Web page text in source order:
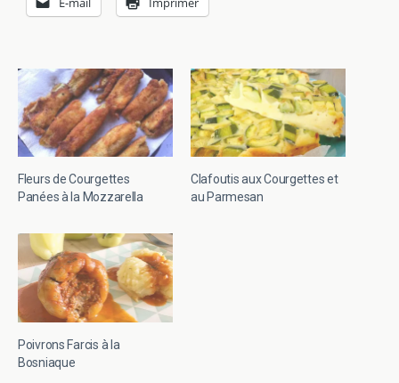
Fleurs de Courgettes
Panées à la Mozzarella
Clafoutis aux Courgettes et
au Parmesan
Poivrons Farcis à la
Bosniaque